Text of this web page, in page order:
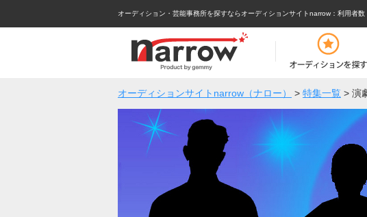
オーディション・芸能事務所を探すならオーディションサイトnarrow ：利用者
オーディションサイトnarrow（ナロー） > 特集一覧 > 演